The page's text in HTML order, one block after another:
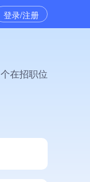
登录/注册
个在招职位